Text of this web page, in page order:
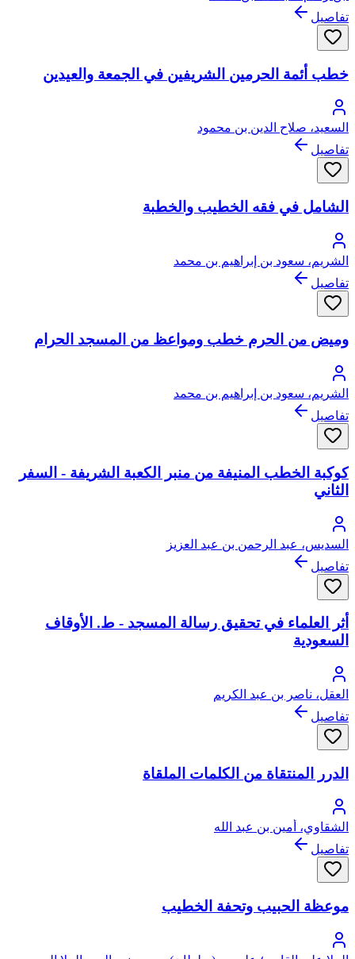
تفاصيل
خطب أئمة الحرمين الشريفين في الجمعة والعيدين
السعيد، صلاح الدين بن محمود
تفاصيل
الشامل في فقه الخطيب والخطبة
الشريم، سعود بن إبراهيم بن محمد
تفاصيل
وميض من الحرم خطب ومواعظ من المسجد الحرام
الشريم، سعود بن إبراهيم بن محمد
تفاصيل
كوكبة الخطب المنيفة من منبر الكعبة الشريفة - السفر
الثاني
السديس، عبد الرحمن بن عبد العزيز
تفاصيل
أثر العلماء في تحقيق رسالة المسجد - ط. الأوقاف
السعودية
العقل، ناصر بن عبد الكريم
تفاصيل
الدرر المنتقاة من الكلمات الملقاة
الشقاوي، أمين بن عبد الله
تفاصيل
موعظة الحبيب وتحفة الخطيب